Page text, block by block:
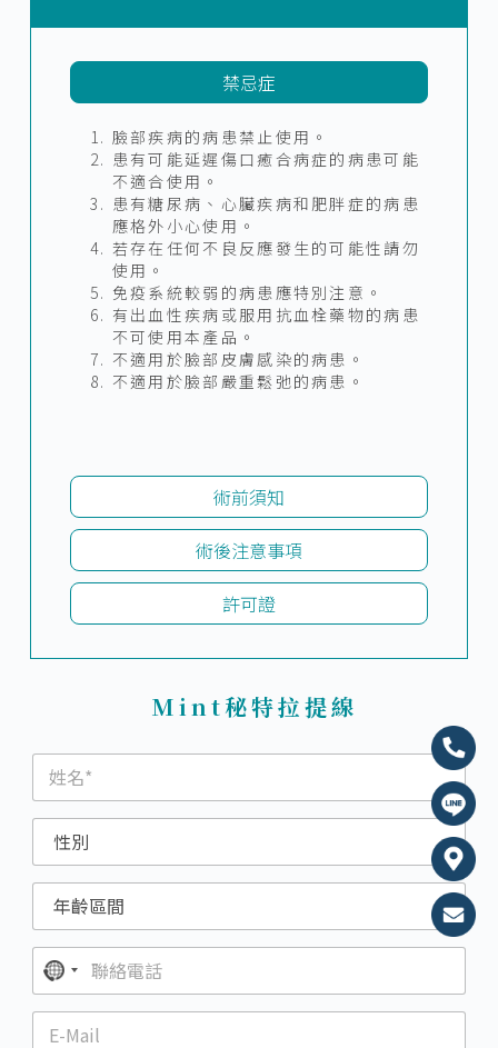
禁忌症
術前須知
術後注意事項
許可證
臉部疾病的病患禁止使用。
患有可能延遲傷口癒合病症的病患可能
不適合使用。
患有糖尿病、心臟疾病和肥胖症的病患
應格外小心使用。
若存在任何不良反應發生的可能性請勿
使用。
免疫系統較弱的病患應特別注意。
有出血性疾病或服用抗血栓藥物的病患
不可使用本產品。
不適用於臉部皮膚感染的病患。
不適用於臉部嚴重鬆弛的病患。
Mint秘特拉提線​
N
o
c